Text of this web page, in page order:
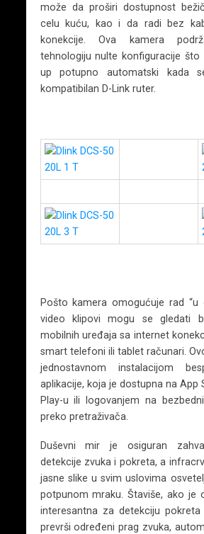
može da proširi dostupnost
celu kuću, kao i da radi bez
konekcije. Ova kamera
tehnologiju nulte konfiguracije
up potupno automatski kada
kompatibilan D-Link ruter.
Pošto kamera omogućuje rad “u
video klipovi mogu se gledati
mobilnih uređaja sa internet
smart telefoni ili tablet računari.
jednostavnom instalacijom
aplikacije, koja je dostupna na App
Play-u ili logovanjem na
preko pretraživača.
Duševni mir je osiguran
detekcije zvuka i pokreta, a
jasne slike u svim uslovima
potpunom mraku. Štaviše, ako je
interesantna za detekciju pokreta
prevrši određeni prag zvuka,